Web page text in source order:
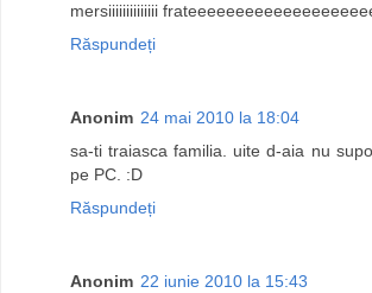
mersiiiiiiiiiiiiii
Răspundeți
Anonim 24 mai 2010 la 18:04
sa-ti traiasca familia. uite d-aia nu
pe PC. :D
Răspundeți
Anonim 22 iunie 2010 la 15:43